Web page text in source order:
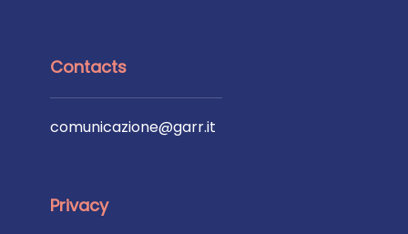
Contacts
comunicazione@garr.it
Privacy